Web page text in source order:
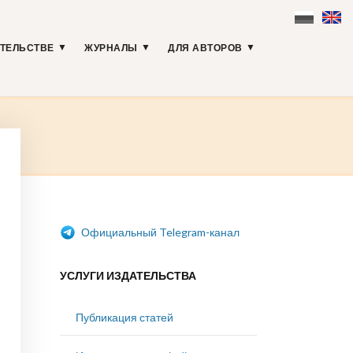
ЖУРНАЛЫ ДЛЯ АВТОРОВ
Официальный Telegram-канал
УСЛУГИ ИЗДАТЕЛЬСТВА
Публикация статей